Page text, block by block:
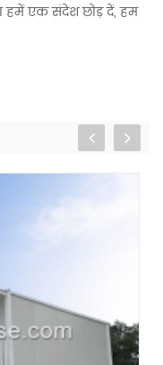
हमें एक संदेश छोड़ दें, हम